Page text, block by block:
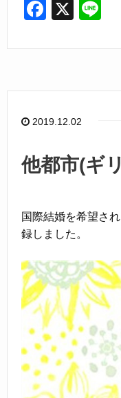
F
c
b
o
k
X
e
2019.12.02
他都市(ギ
国際結婚を希望さ
録しました。